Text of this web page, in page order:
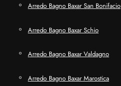
Arredo Bagno Baxar San Bonifacio
Arredo Bagno Baxar Schio
Arredo Bagno Baxar Valdagno
Arredo Bagno Baxar Marostica